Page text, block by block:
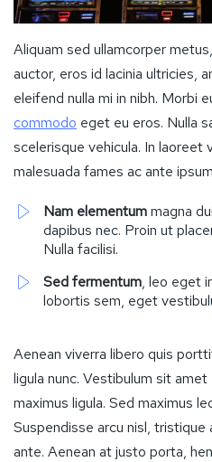
Aliquam sed ullamcorper
auctor, eros id lacinia ultricies,
eleifend nulla mi in nibh. Morbi
commodo eget eu eros. Nulla
scelerisque vehicula. In laoreet
malesuada fames ac ante
Nam elementummagna
dapibus nec. Proin ut
Nulla facilisi.
Sed fermentum, leo eget
lobortis sem, eget
Aenean viverra libero quis
ligula nunc. Vestibulum sit
maximus ligula. Sed maximus
Suspendisse arcu nisl,
ante. Aenean at justo porta,